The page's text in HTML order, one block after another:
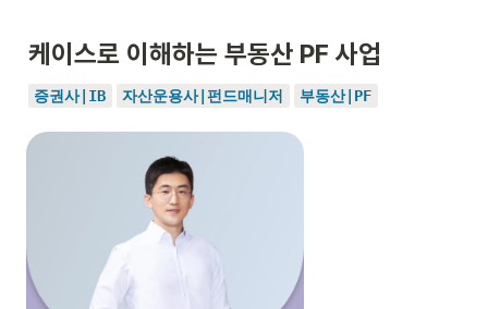
케이스로 이해하는 부동산 PF 사업
증권사|IB 자산운용사|펀드매니저 부동산|PF